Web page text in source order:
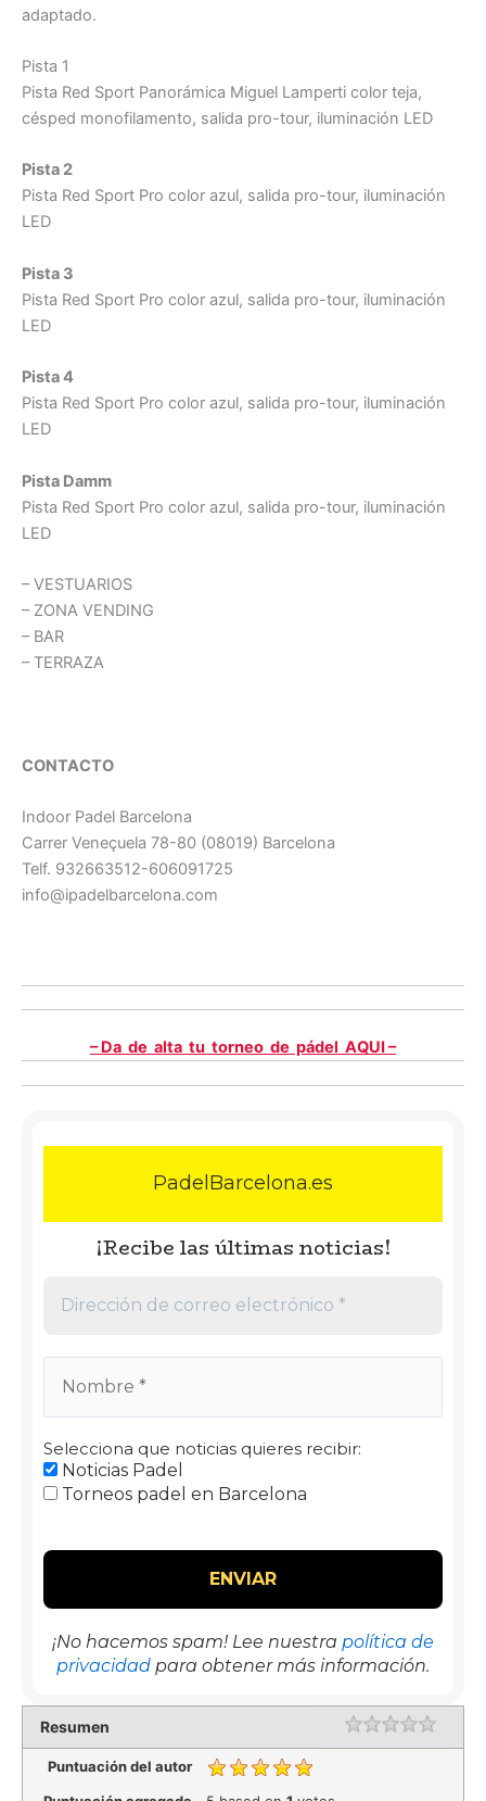
adaptado.
Pista 1
Pista Red Sport Panorámica Miguel Lamperti color teja,
césped monofilamento, salida pro-tour, iluminación LED
Pista 2
Pista Red Sport Pro color azul, salida pro-tour, iluminación
LED
Pista 3
Pista Red Sport Pro color azul, salida pro-tour, iluminación
LED
Pista 4
Pista Red Sport Pro color azul, salida pro-tour, iluminación
LED
Pista Damm
Pista Red Sport Pro color azul, salida pro-tour, iluminación
LED
– VESTUARIOS
– ZONA VENDING
– BAR
– TERRAZA
CONTACTO
Indoor Padel Barcelona
Carrer Veneçuela 78-80 (08019) Barcelona
Telf. 932663512-606091725
info@ipadelbarcelona.com
– Da de alta tu torneo de pádel AQUI –
PadelBarcelona.es
¡Recibe las últimas noticias!
Selecciona que noticias quieres recibir:
Noticias Padel
Torneos padel en Barcelona
¡No hacemos spam! Lee nuestra política de
privacidad para obtener más información.
Resumen Rating
Puntuación del autor